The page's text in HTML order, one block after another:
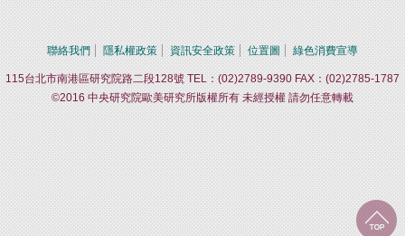
聯絡我們 隱私權政策 資訊安全政策 位置圖 綠色消費宣導
115台北市南港區研究院路二段128號 TEL：(02)2789-9390 FAX：(02)2785-1787
©2016 中央研究院歐美研究所版權所有 未經授權 請勿任意轉載